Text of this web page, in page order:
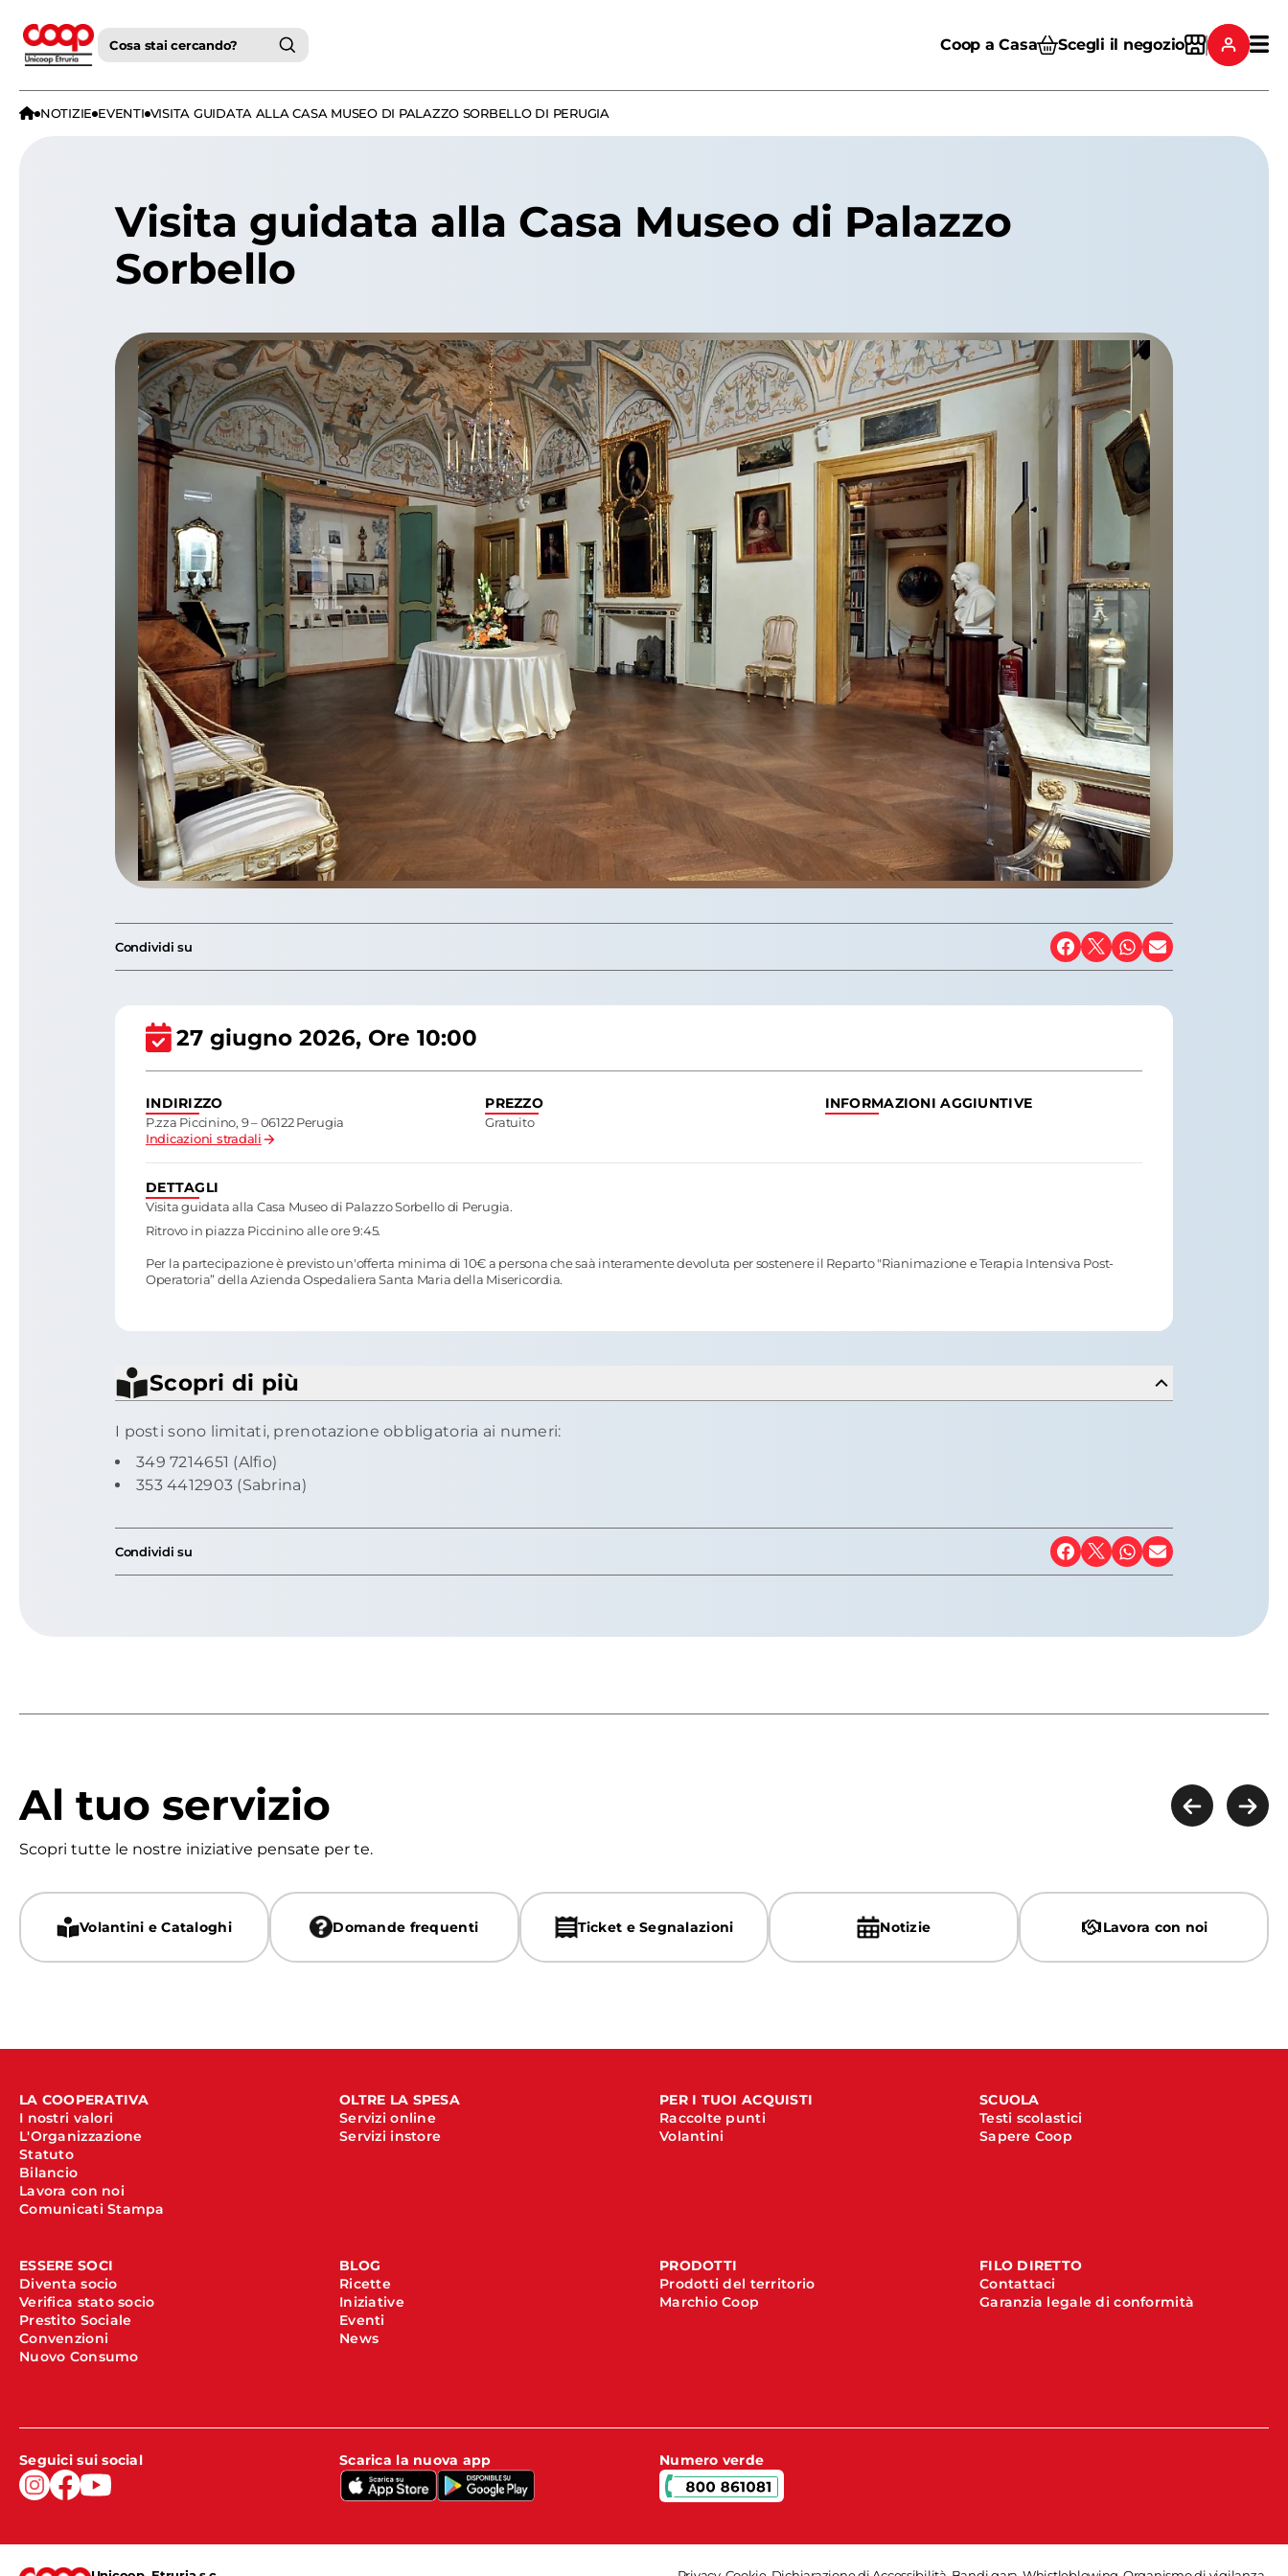
Cosa stai cercando? Coop a Casa Scegli il negozio
NOTIZIE EVENTI VISITA GUIDATA ALLA CASA MUSEO DI PALAZZO SORBELLO DI PERUGIA
Visita guidata alla Casa Museo di Palazzo
Sorbello
Condividi su
27 giugno 2026, Ore 10:00
INDIRIZZO
P.zza Piccinino, 9 – 06122 Perugia
Indicazioni stradali
PREZZO
Gratuito
INFORMAZIONI AGGIUNTIVE
DETTAGLI
Visita guidata alla Casa Museo di Palazzo Sorbello di Perugia.
Ritrovo in piazza Piccinino alle ore 9:45.
Per la partecipazione è previsto un'offerta minima di 10€ a persona che saà interamente devoluta per sostenere il Reparto "Rianimazione e Terapia Intensiva Post-
Operatoria” della Azienda Ospedaliera Santa Maria della Misericordia.
Scopri di più
I posti sono limitati, prenotazione obbligatoria ai numeri:
349 7214651 (Alfio)
353 4412903 (Sabrina)
Condividi su
Al tuo servizio
Scopri tutte le nostre iniziative pensate per te.
Volantini e Cataloghi Domande frequenti Ticket e Segnalazioni Notizie Lavora con noi
LA COOPERATIVA
I nostri valori
L'Organizzazione
Statuto
Bilancio
Lavora con noi
Comunicati Stampa
OLTRE LA SPESA
Servizi online
Servizi instore
PER I TUOI ACQUISTI
Raccolte punti
Volantini
SCUOLA
Testi scolastici
Sapere Coop
ESSERE SOCI
Diventa socio
Verifica stato socio
Prestito Sociale
Convenzioni
Nuovo Consumo
BLOG
Ricette
Iniziative
Eventi
News
PRODOTTI
Prodotti del territorio
Marchio Coop
FILO DIRETTO
Contattaci
Garanzia legale di conformità
Seguici sui social Scarica la nuova app Numero verde